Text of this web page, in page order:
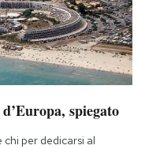
spiegato
per dedicarsi al